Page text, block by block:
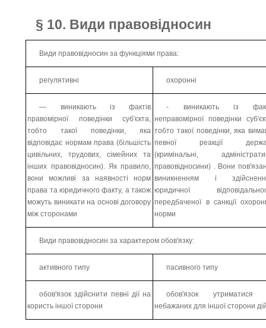
§ 10. Види правовідносин
Види правовідносин за функціями права:
регулятивні охоронні
— виникають із фактів
правомірної поведінки суб'єкта,
тобто такої поведінки, яка
відповідає нормам права (більшість
цивільних, трудових, сімейних та
інших правовідносин). Як правило,
вони можливі за наявності норм
права та юридичного факту, а також
можуть виникати на основі договору
між сторонами
- виникають із
неправомірної поведінки
тобто такої поведінки, яка
певної реакції
(кримінальні,
правовідносини) . Вони
виникненням і
юридичної
передбаченої в санкції
норми
Види правовідносин за характером обов'язку:
активного типу пасивного типу
обов'язок здійснити певні дії на
користь іншої сторони
обов'язок утриматися
небажаних для іншої сторони